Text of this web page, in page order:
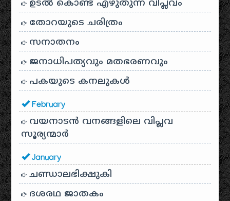
ഉടൽ കൊണ്ട് എഴുതുന്ന വിപ്ലവം
തോറയുടെ ചരിത്രം
സനാതനം
ജനാധിപത്യവും മതഭരണവും
പകയുടെ കനലുകൾ
February
വയനാടൻ വനങ്ങളിലെ വിപ്ലവ
സൂര്യന്മാർ
January
ചണ്ഡാലഭിക്ഷുകി
ദശരഥ ജാതകം